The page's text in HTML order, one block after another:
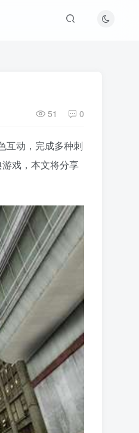
51 0
互动，完成多种刺
戏，本文将分享